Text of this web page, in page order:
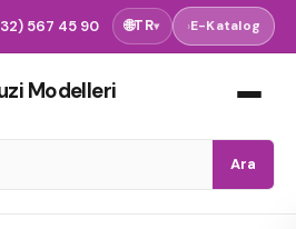
567 45 90 🌐TR▾ ›E-Katalog
Modelleri
Ara